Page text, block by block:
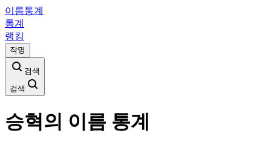
이름통계
통계
랭킹
작명
검색
검색
승혁의 이름 통계